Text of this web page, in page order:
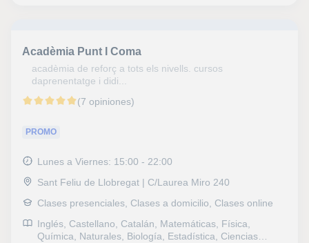
Certificate in Advanced English, CPE Certificate
Proficiency in English, Graduado en ESO (para adultos),
Graduado escolar, DELE, DELF, SAT, B1 PET, Goethe,
Primaria, Universidad, Ciclos Formativos, Geografía,
de aprendizaje, Economía
Acadèmia Punt I Coma
acadèmia de reforç a tots els nivells. cursos
daprenentatge i didi...
(7 opiniones)
PROMO
Lunes a Viernes: 15:00 - 22:00
Sant Feliu de Llobregat | C/Laurea Miro 240
Clases presenciales, Clases a domicilio, Clases online
Inglés, Castellano, Catalán, Matemáticas, Física,
Química, Naturales, Biología, Estadística, Ciencias